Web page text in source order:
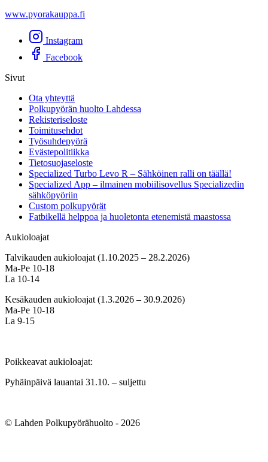
www.pyorakauppa.fi
Instagram
Facebook
Sivut
Ota yhteyttä
Polkupyörän huolto Lahdessa
Rekisteriseloste
Toimitusehdot
Työsuhdepyörä
Evästepolitiikka
Tietosuojaseloste
Specialized Turbo Levo R – Sähköinen ralli on täällä!
Specialized App – ilmainen mobiilisovellus Specializedin
sähköpyöriin
Custom polkupyörät
Fatbikellä helppoa ja huoletonta etenemistä maastossa
Aukioloajat
Talvikauden aukioloajat (1.10.2025 – 28.2.2026)
Ma-Pe 10-18
La 10-14
Kesäkauden aukioloajat (1.3.2026 – 30.9.2026)
Ma-Pe 10-18
La 9-15
Poikkeavat aukioloajat:
Pyhäinpäivä lauantai 31.10. – suljettu
© Lahden Polkupyörähuolto - 2026